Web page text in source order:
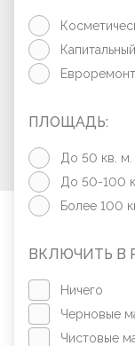
Капитальный
Евроремонт
ПЛОЩАДЬ:
До 50 кв. м.
До 50-100
Более 100
ВКЛЮЧИТЬ В
Ничего
Черновые
Чистовые